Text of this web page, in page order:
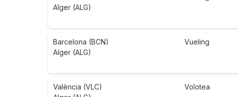
Alger (ALG)
Barcelona (BCN)
Alger (ALG)
Vueling
València (VLC)
Volotea